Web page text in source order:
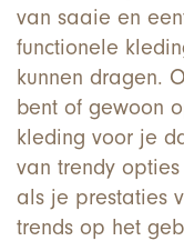
van saaie en
functionele
kunnen dragen.
bent of gewoon
kleding voor je
van trendy
als je prestaties
trends op het